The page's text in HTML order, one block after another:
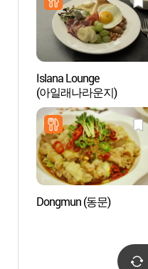
Islana Lounge
(아일래나라운지)
Dongmun (동문)